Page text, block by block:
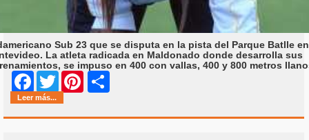
Sub 23 que se disputa en la pista del Parque Batlle en
La atleta radicada en Maldonado donde desarrolla sus
se impuso en 400 con vallas, 400 y 800 metros
Facebook
Twitter Pinterest
Leer más...